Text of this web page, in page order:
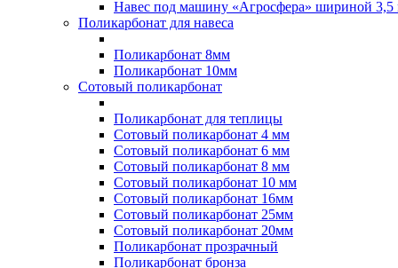
Навес под машину «Агросфера» шириной 3,5
Поликарбонат для навеса
Поликарбонат 8мм
Поликарбонат 10мм
Сотовый поликарбонат
Поликарбонат для теплицы
Сотовый поликарбонат 4 мм
Сотовый поликарбонат 6 мм
Сотовый поликарбонат 8 мм
Сотовый поликарбонат 10 мм
Сотовый поликарбонат 16мм
Сотовый поликарбонат 25мм
Сотовый поликарбонат 20мм
Поликарбонат прозрачный
Поликарбонат бронза